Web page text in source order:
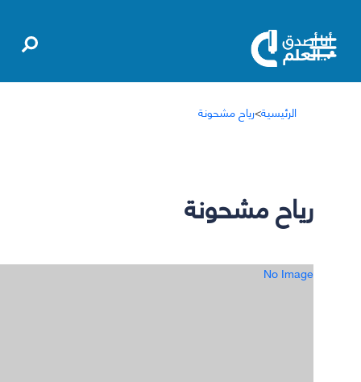
الرئيسية>رياح مشحونة
رياح مشحونة
No Image